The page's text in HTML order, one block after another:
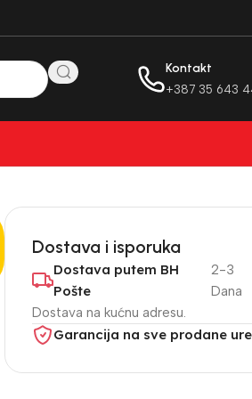
Kontakt
+387 35 643
Dostava i isporuka
Dostava putem BH
Pošte
Dostava na kućnu adresu.
2-3
Dana
Garancija na sve prodane